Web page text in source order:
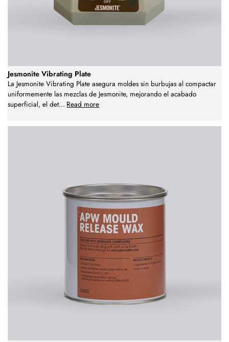
Jesmonite Vibrating Plate
La Jesmonite Vibrating Plate asegura moldes sin burbujas al compactar
uniformemente las mezclas de Jesmonite, mejorando el acabado
superficial, el det... Read more